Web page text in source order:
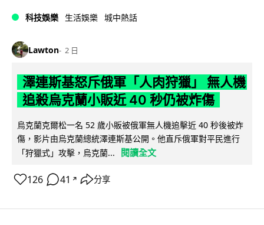
科技娛樂 生活娛樂 城中熱話
Lawton 2 日
澤連斯基怒斥俄軍「人肉狩獵」 無人機
追殺烏克蘭小販近 40 秒仍被炸傷
烏克蘭克爾松一名 52 歲小販被俄軍無人機追擊近 40 秒後被炸
傷，影片由烏克蘭總統澤連斯基公開。他直斥俄軍對平民進行
「狩獵式」攻擊，烏克蘭...
閱讀全文
126 41 ↗ 分享